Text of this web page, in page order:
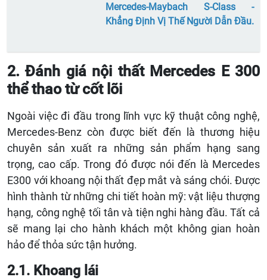
Mercedes-Maybach S-Class -
Khẳng Định Vị Thế Người Dẫn Đầu.
2. Đánh giá nội thất Mercedes E 300
thể thao từ cốt lõi
Ngoài việc đi đầu trong lĩnh vực kỹ thuật công nghệ,
Mercedes-Benz còn được biết đến là thương hiệu
chuyên sản xuất ra những sản phẩm hạng sang
trọng, cao cấp. Trong đó được nói đến là Mercedes
E300 với khoang nội thất đẹp mắt và sáng chói. Được
hình thành từ những chi tiết hoàn mỹ: vật liệu thượng
hạng, công nghệ tối tân và tiện nghi hàng đầu. Tất cả
sẽ mang lại cho hành khách một không gian hoàn
hảo để thỏa sức tận hưởng.
2.1. Khoang lái